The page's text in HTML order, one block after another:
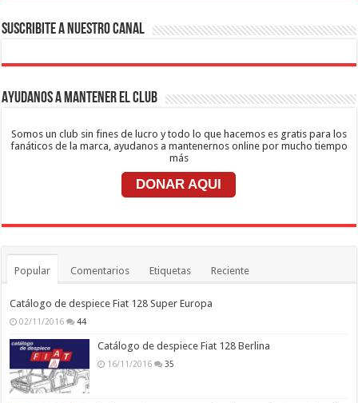
SUSCRIBITE A NUESTRO CANAL
Ayudanos a mantener el club
Somos un club sin fines de lucro y todo lo que hacemos es gratis para los
fanáticos de la marca, ayudanos a mantenernos online por mucho tiempo
más
DONAR AQUI
Popular Comentarios Etiquetas Reciente
Catálogo de despiece Fiat 128 Super Europa
02/11/2016 44
Catálogo de despiece Fiat 128 Berlina
16/11/2016 35